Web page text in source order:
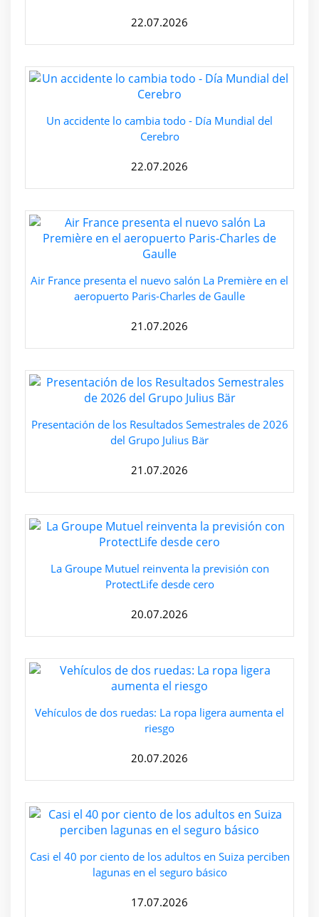
22.07.2026
Un accidente lo cambia todo - Día Mundial del
Cerebro
22.07.2026
Air France presenta el nuevo salón La Première en el
aeropuerto Paris-Charles de Gaulle
21.07.2026
Presentación de los Resultados Semestrales de 2026
del Grupo Julius Bär
21.07.2026
La Groupe Mutuel reinventa la previsión con
ProtectLife desde cero
20.07.2026
Vehículos de dos ruedas: La ropa ligera aumenta el
riesgo
20.07.2026
Casi el 40 por ciento de los adultos en Suiza perciben
lagunas en el seguro básico
17.07.2026